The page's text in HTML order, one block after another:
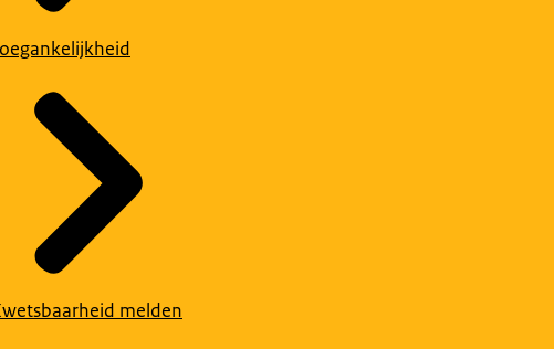
melden